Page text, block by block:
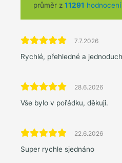
průměr z 11291 hodnocení
7.7.2026
Rychlé, přehledné a
28.6.2026
Vše bylo v pořádku, děkuji.
22.6.2026
Super rychle sjednáno